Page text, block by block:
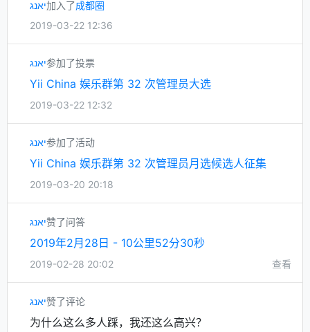
יאנג加入了成都圈
2019-03-22 12:36
יאנג参加了投票
Yii China 娱乐群第 32 次管理员大选
2019-03-22 12:32
יאנג参加了活动
Yii China 娱乐群第 32 次管理员月选候选人征集
2019-03-20 20:18
יאנג赞了问答
2019年2月28日 - 10公里52分30秒
2019-02-28 20:02 查看
יאנג赞了评论
为什么这么多人踩，我还这么高兴？